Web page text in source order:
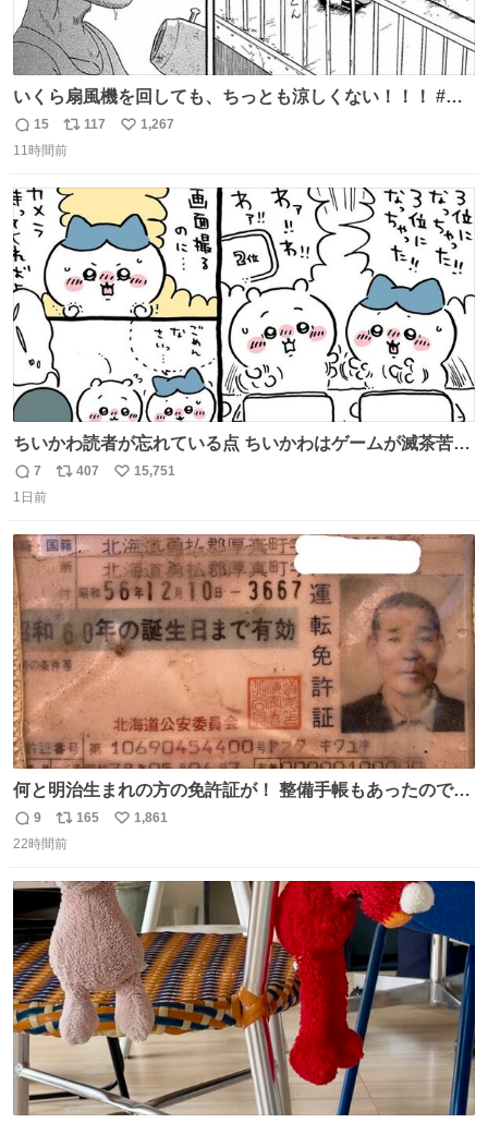
いくら扇風機を回しても、ちっとも涼しくない！！！ #浦
安鉄筋家族
返
信
15
リ
ポ
ト
数
117
い
1,267
11時間前
ちいかわ読者が忘れている点 ちいかわはゲームが滅茶苦茶
上手い
返
信
7
リ
ト
数
407
い
数
15,751
1日前
何と明治生まれの方の免許証が！ 整備手帳もあったのでこ
の方は新車で買われてるようです 住所調べても既に家はな
くAIに聞いたりリサーチ力の凄い酷道仲間に調べてもらっ
分の手でこの免許証を親族の方に返したいと思っていて今
回実現しそうです
返
信
9
リ
ポ
ト
数
165
い
数
1,861
22時間前